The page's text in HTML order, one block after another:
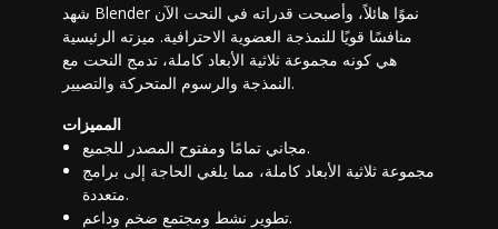
شهد Blender نموًا هائلاً، وأصبحت قدراته في النحت الآن
منافسًا قويًا للنمذجة العضوية الاحترافية. ميزته الرئيسية
هي كونه مجموعة ثلاثية الأبعاد كاملة، تدمج النحت مع
النمذجة والرسوم المتحركة والتصيير.
المميزات
مجاني تمامًا ومفتوح المصدر للجميع.
مجموعة ثلاثية الأبعاد كاملة، مما يلغي الحاجة إلى برامج
متعددة.
تطوير نشط ومجتمع ضخم وداعم.